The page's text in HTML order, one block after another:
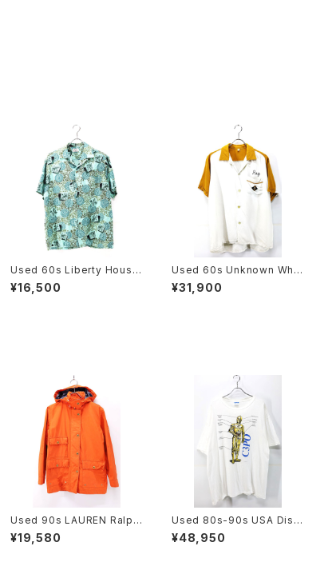
Used 60s Liberty House
All Over graphic Aloha S
hirt Size L 相当 古着
¥16,500
Used 60s Unknown Whit
e×Mustard 2Tone Rayon
Chain Stitch Bowling Shir
¥31,900
Used 90s LAUREN Ralph
Lauren Blaze Orange Mi
ddle Jacket Size S 相当
¥19,580
Used 80s-90s USA Disn
ey STAR WARS C3PO Gra
phic T-Shirt Size Free 古
¥48,950